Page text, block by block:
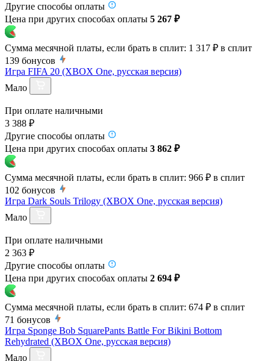
Другие способы оплаты
Цена при других способах оплаты 5 267 ₽
Сумма месячной платы, если брать в сплит: 1 317 ₽ в сплит
139 бонусов
Игра FIFA 20 (XBOX One, русская версия)
Мало
При оплате наличными
3 388 ₽
Другие способы оплаты
Цена при других способах оплаты 3 862 ₽
Сумма месячной платы, если брать в сплит: 966 ₽ в сплит
102 бонусов
Игра Dark Souls Trilogy (XBOX One, русская версия)
Мало
При оплате наличными
2 363 ₽
Другие способы оплаты
Цена при других способах оплаты 2 694 ₽
Сумма месячной платы, если брать в сплит: 674 ₽ в сплит
71 бонусов
Игра Sponge Bob SquarePants Battle For Bikini Bottom
Rehydrated (XBOX One, русская версия)
Мало